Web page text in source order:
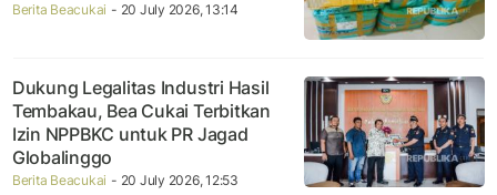
Berita Beacukai - 20 July 2026, 13:14
Dukung Legalitas Industri Hasil
Tembakau, Bea Cukai Terbitkan
Izin NPPBKC untuk PR Jagad
Globalinggo
Berita Beacukai - 20 July 2026, 12:53